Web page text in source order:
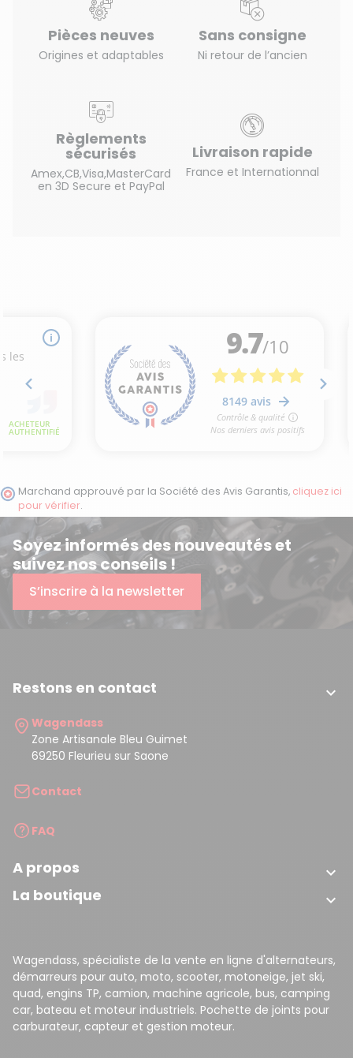
Pièces neuves
Origines et adaptables
Sans consigne
Ni retour de l’ancien
Règlements
sécurisés
Amex,CB,Visa,MasterCard
en 3D Secure et PayPal
Livraison rapide
France et Internationnal
Marchand approuvé par la Société des Avis Garantis, cliquez ici
pour vérifier.
Soyez informés des nouveautés et
suivez nos conseils !
S’inscrire à la newsletter
Restons en contact 
Wagendass
Zone Artisanale Bleu Guimet
69250 Fleurieu sur Saone
Contact
FAQ
A propos 
La boutique 
Wagendass, spécialiste de la vente en ligne d'alternateurs,
démarreurs pour auto, moto, scooter, motoneige, jet ski,
quad, engins TP, camion, machine agricole, bus, camping
car, bateau et moteur industriels. Pochette de joints pour
carburateur, capteur et gestion moteur.